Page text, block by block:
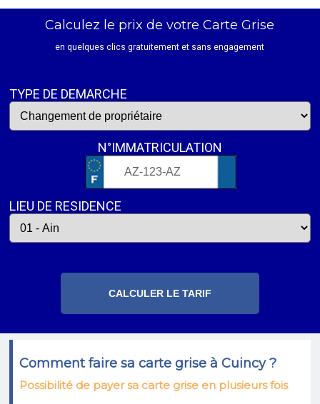
Calculez le prix de votre Carte Grise
en quelques clics gratuitement et sans engagement
TYPE DE DEMARCHE
N°IMMATRICULATION
LIEU DE RESIDENCE
Comment faire sa carte grise à Cuincy ?
Possibilité de payer sa carte grise en plusieurs fois